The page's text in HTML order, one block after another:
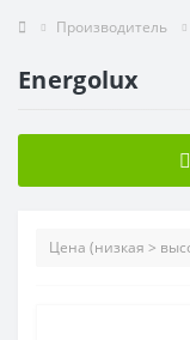
Производитель
Energolux